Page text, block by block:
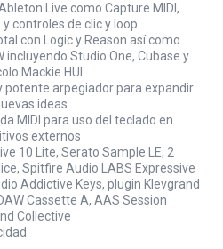
Live como Capture MIDI,
controles de clic y loop
con Logic y Reason así como
Studio One, Cubase y
Mackie HUI
potente arpegiador para expandir
ideas
MIDI para uso del teclado en
externos
10 Lite, Serato Sample LE, 2
Spitfire Audio LABS Expressive
Addictive Keys, plugin Klevgrand
Cassette A, AAS Session
Collective